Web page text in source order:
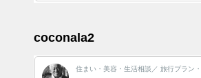
coconala2